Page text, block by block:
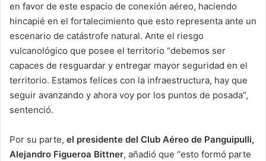
en favor de este espacio de conexión aéreo, haciendo
hincapié en el fortalecimiento que esto representa ante un
escenario de catástrofe natural. Ante el riesgo
vulcanológico que posee el territorio “debemos ser
capaces de resguardar y entregar mayor seguridad en el
territorio. Estamos felices con la infraestructura, hay que
seguir avanzando y ahora voy por los puntos de posada”,
sentenció.
Por su parte, el presidente del Club Aéreo de Panguipulli,
Alejandro Figueroa Bittner, añadió que “esto formó parte